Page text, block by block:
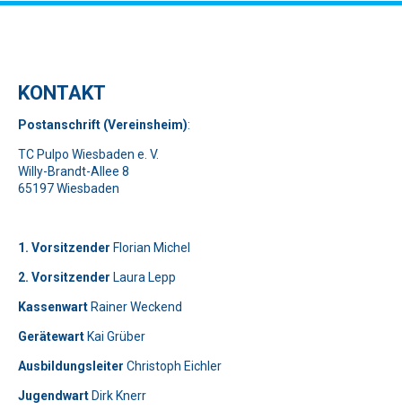
KONTAKT
Postanschrift (Vereinsheim):
TC Pulpo Wiesbaden e. V.
Willy-Brandt-Allee 8
65197 Wiesbaden
1. Vorsitzender Florian Michel
2. Vorsitzender Laura Lepp
KassenwartRainer Weckend
GerätewartKai Grüber
Telefon: 0179-5300111
Ausbildungsleiter Christoph Eichler
JugendwartDirk Knerr